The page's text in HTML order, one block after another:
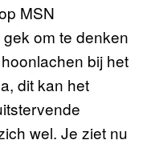
MSN
om te denken
bij het
dit kan het
wel. Je ziet nu